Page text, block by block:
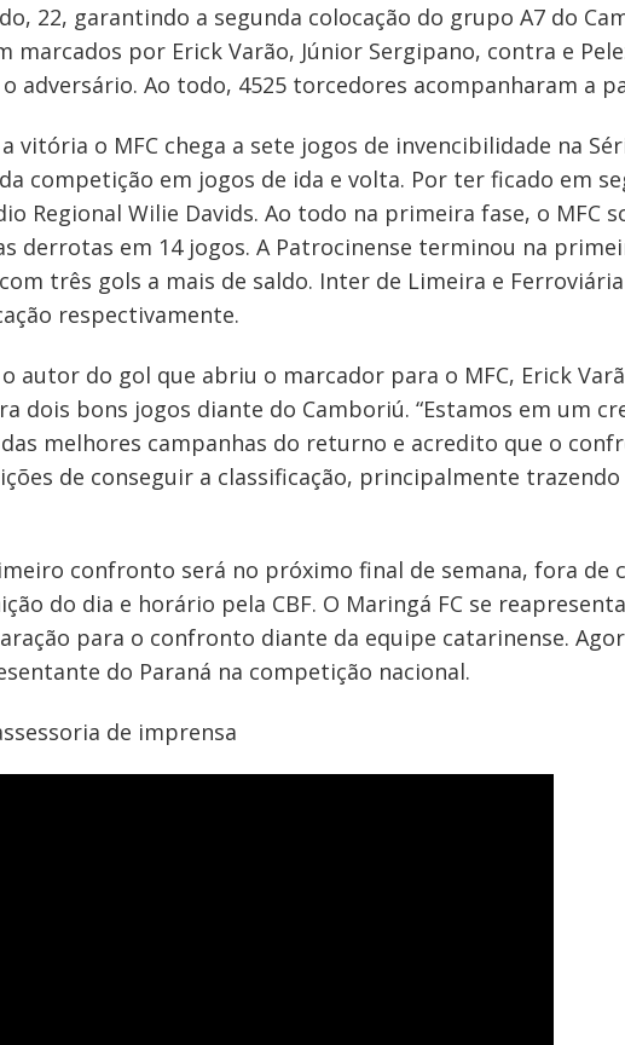
22, garantindo a segunda colocação do grupo A7 do
marcados por Erick Varão, Júnior Sergipano, contra e
adversário. Ao todo, 4525 torcedores acompanharam a
vitória o MFC chega a sete jogos de invencibilidade na
competição em jogos de ida e volta. Por ter ficado em
Regional Wilie Davids. Ao todo na primeira fase, o
derrotas em 14 jogos. A Patrocinense terminou na
três gols a mais de saldo. Inter de Limeira e
respectivamente.
o autor do gol que abriu o marcador para o MFC, Erick
dois bons jogos diante do Camboriú. “Estamos em um
melhores campanhas do returno e acredito que o
de conseguir a classificação, principalmente
confronto será no próximo final de semana, fora de
do dia e horário pela CBF. O Maringá FC se
para o confronto diante da equipe catarinense.
do Paraná na competição nacional.
de imprensa